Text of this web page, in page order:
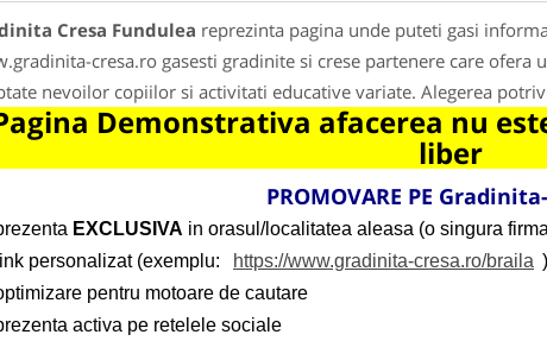
Cresa Fundulea reprezinta pagina unde puteti gasi
cresa.ro gasesti gradinite si crese partenere care ofera
nevoilor copiilor si activitati educative variate. Alegerea
Demonstrativa afacerea nu
liber
PROMOVARE PE
EXCLUSIVA in orasul/localitatea aleasa (o singura
link personalizat (exemplu:
https://www.gradinita-cresa.ro/braila )
pentru motoare de cautare
activa pe retelele sociale